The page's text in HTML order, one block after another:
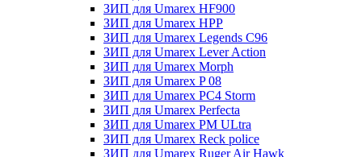
ЗИП для Umarex HF900
ЗИП для Umarex HPP
ЗИП для Umarex Legends C96
ЗИП для Umarex Lever Action
ЗИП для Umarex Morph
ЗИП для Umarex P 08
ЗИП для Umarex PC4 Storm
ЗИП для Umarex Perfecta
ЗИП для Umarex PM ULtra
ЗИП для Umarex Reck police
ЗИП для Umarex Ruger Air Hawk